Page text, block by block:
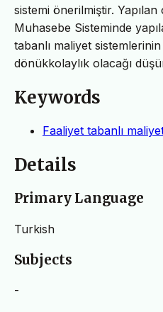
sistemi önerilmiştir. Yapılan
Muhasebe Sisteminde
tabanlı maliyet
dönükkolaylık olacağı
Keywords
Faaliyet tabanlı
Details
Primary Language
Turkish
Subjects
-